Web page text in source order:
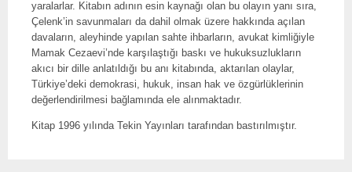
yaralarlar. Kitabın adının esin kaynağı olan bu olayın yanı sıra,
Çelenk’in savunmaları da dahil olmak üzere hakkında açılan
davaların, aleyhinde yapılan sahte ihbarların, avukat kimliğiyle
Mamak Cezaevi’nde karşılaştığı baskı ve hukuksuzlukların
akıcı bir dille anlatıldığı bu anı kitabında, aktarılan olaylar,
Türkiye’deki demokrasi, hukuk, insan hak ve özgürlüklerinin
değerlendirilmesi bağlamında ele alınmaktadır.
Kitap 1996 yılında Tekin Yayınları tarafından bastırılmıştır.